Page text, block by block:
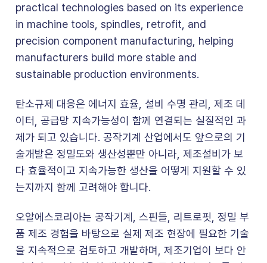
practical technologies based on its experience
in machine tools, spindles, retrofit, and
precision component manufacturing, helping
manufacturers build more stable and
sustainable production environments.
탄소규제 대응은 에너지 효율, 설비 수명 관리, 제조 데
이터, 공급망 지속가능성이 함께 연결되는 실질적인 과
제가 되고 있습니다. 공작기계 산업에서도 앞으로의 기
술개발은 정밀도와 생산성뿐만 아니라, 제조설비가 보
다 효율적이고 지속가능한 생산을 어떻게 지원할 수 있
는지까지 함께 고려해야 합니다.
오알에스코리아는 공작기계, 스핀들, 리트로핏, 정밀 부
품 제조 경험을 바탕으로 실제 제조 현장에 필요한 기술
을 지속적으로 검토하고 개발하며, 제조기업이 보다 안